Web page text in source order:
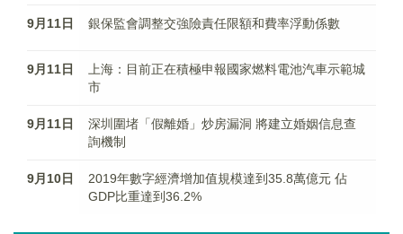
9月11日 銀保監會調整交強險責任限額和費率浮動係數
9月11日
上海：目前正在積極申報國家燃料電池汽車示範城
市
9月11日
深圳圍堵「假離婚」炒房漏洞 將建立婚姻信息查
詢機制
9月10日
2019年數字經濟增加值規模達到35.8萬億元 佔
GDP比重達到36.2%